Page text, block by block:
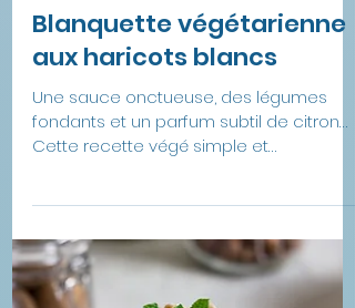
22 janv. 2025 2 min de lecture
Blanquette végétarienne
aux haricots blancs
fondants et un parfum subtil de citron…
Cette recette végé simple et
gourmande est un incontournable.